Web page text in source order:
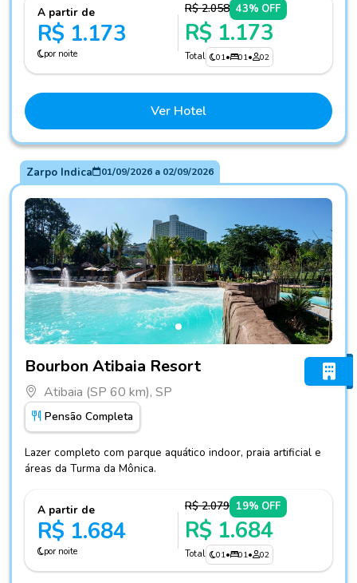
A partir de
R$ 1.173
por noite
R$ 2.058 43% OFF
R$ 1.173
Total 01• 01• 02
Ver Hotel
Zarpo Indica 01/09/2026a 02/09/2026
Bourbon Atibaia Resort
Atibaia (SP 60 km), SP
Pensão Completa
Lazer completo com parque aquático indoor, praia artificial e
áreas da Turma da Mônica.
A partir de
R$ 1.684
por noite
R$ 2.079 19% OFF
R$ 1.684
Total 01• 01• 02